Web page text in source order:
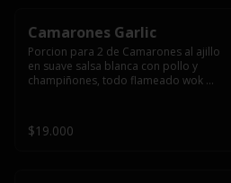
Camarones Garlic
Porcion para 2 de Camarones al ajillo
en suave salsa blanca con pollo y
champiñones, todo flameado wok
$19.000